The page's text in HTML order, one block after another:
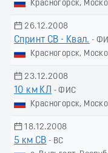
Красногорск,
26.12.2008
Спринт СВ - Квал. -
Красногорск,
23.12.2008
10 км КЛ
- ФИС
Красногорск,
18.12.2008
5 км СВ - ВС